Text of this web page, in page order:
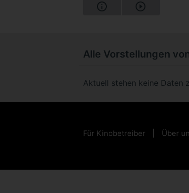
Alle Vorstellungen
Aktuell stehen keine Daten
Für Kinobetreiber Über